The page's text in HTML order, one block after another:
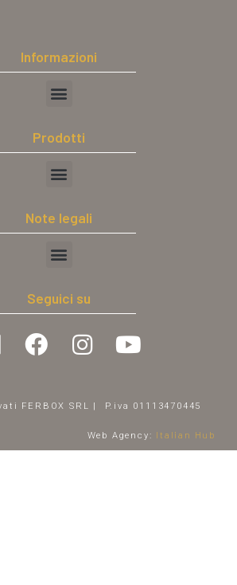
Informazioni
Prodotti
Note legali
Seguici su
FERBOX SRL | P.iva 01113470445
Web Agency: Italian Hub